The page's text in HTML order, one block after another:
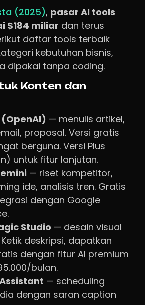
(2025), pasar AI tools
$184 miliar dan terus
daftar tools terbaik
kebutuhan bisnis,
dipakai tanpa coding.
Konten dan
(OpenAI) — menulis artikel,
proposal. Versi gratis
berguna. Versi Plus
untuk fitur lanjutan.
— riset kompetitor,
ide, analisis tren. Gratis
dengan Google
Studio — desain visual
deskripsi, dapatkan
dengan fitur AI premium
bulan.
— scheduling
dengan saran caption